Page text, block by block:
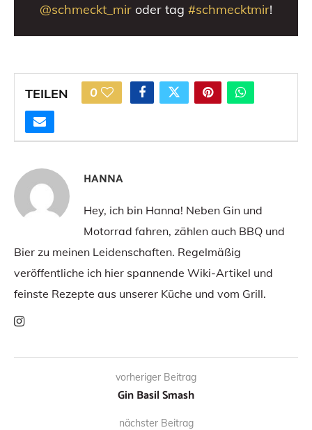
@schmeckt_mir oder tag #schmecktmir!
TEILEN 0
HANNA
Hey, ich bin Hanna! Neben Gin und
Motorrad fahren, zählen auch BBQ und
Bier zu meinen Leidenschaften. Regelmäßig
veröffentliche ich hier spannende Wiki-Artikel und
feinste Rezepte aus unserer Küche und vom Grill.
vorheriger Beitrag
Gin Basil Smash
nächster Beitrag